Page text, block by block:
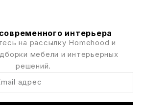
интерьера
на рассылку Homehood и
мебели и интерьерных
решений.